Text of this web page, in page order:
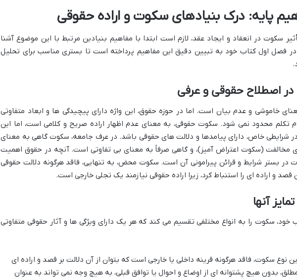
پایه: درک بنیادهای سکوت و اراده حقوقی
سکوت در انعقاد و ایجاد عقد، لازم است ابتدا با مفاهیم بنیادین مرتبط با این موضوع آشنا
فصل اول کتاب خود به تبیین دقیق این مفاهیم پرداخته است تا بستری مناسب برای تحلیل
اصطلاح حقوقی و عرفی
خاموشی و عدم بیان است. اما در حوزه حقوق، این واژه دارای پیچیدگی ها و ابعاد متفاوتی
محدود نمی شود. سکوت حقوقی، به معنای عدم اظهار اراده صریح و کلامی است، اما این
شرایطی خاص، دارای پیامدها و دلالت های حقوقی باشد. در عرف جامعه، سکوت گاهی به معنای
مخالفت (سکوت اعتراض آمیز)، و گاهی صرفاً به معنای بی تفاوتی است. آنچه در حقوق اهمیت
در بستر شرایط و قرائن پیرامونی آن است. سکوت محض، به تنهایی، فاقد هرگونه دلالت حقوقی
و اراده ای را استنباط کرد، زیرا اراده حقوقی نیازمند یک تجلی خارجی است.
آنها
سکوت را به انواع مختلفی تقسیم می کند که هر یک دارای ویژگی ها و آثار حقوقی متفاوتی
نوع سکوت، فاقد هرگونه قرینه داخلی یا خارجی است که بتوان از آن دلالت بر قصد و اراده ای
بدون هیچ پشتوانه ای از اوضاع و احوال یا توافق قبلی، به هیچ وجه نمی تواند به عنوان